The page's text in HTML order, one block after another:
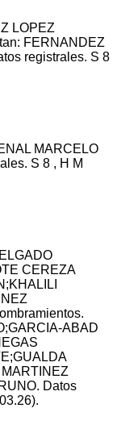
LOPEZ
FERNANDEZ
registrales. S 8
MARCELO
S 8 , H M
CEREZA
ABAD
Datos